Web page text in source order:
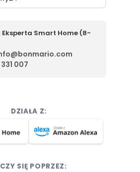
DZIAŁA Z:
SIĘ POPRZEZ:
Smart Home (8-
007